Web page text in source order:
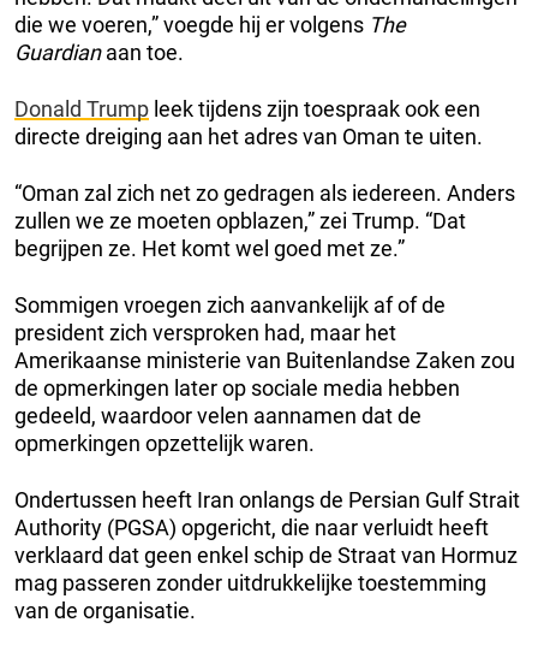
die we voeren,” voegde hij er volgens The
Guardianaan toe.
Donald Trump leek tijdens zijn toespraak ook een
directe dreiging aan het adres van Oman te uiten.
“Oman zal zich net zo gedragen als iedereen. Anders
zullen we ze moeten opblazen,” zei Trump. “Dat
begrijpen ze. Het komt wel goed met ze.”
Sommigen vroegen zich aanvankelijk af of de
president zich versproken had, maar het
Amerikaanse ministerie van Buitenlandse Zaken zou
de opmerkingen later op sociale media hebben
gedeeld, waardoor velen aannamen dat de
opmerkingen opzettelijk waren.
Ondertussen heeft Iran onlangs de Persian Gulf Strait
Authority (PGSA) opgericht, die naar verluidt heeft
verklaard dat geen enkel schip de Straat van Hormuz
mag passeren zonder uitdrukkelijke toestemming
van de organisatie.